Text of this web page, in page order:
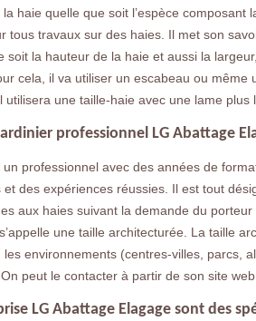
haie quelle que soit l’espèce composant
tous travaux sur des haies. Il met son
soit la hauteur de la haie et aussi la
cela, il va utiliser un escabeau ou même
une taille-haie avec une lame plus
professionnel LG Abattage
professionnel avec des années de
des expériences réussies. Il est tout
aux haies suivant la demande du porteur
une taille architecturée. La taille
environnements (centres-villes, parcs,
peut le contacter à partir de son site web.
LG Abattage Elagage sont des